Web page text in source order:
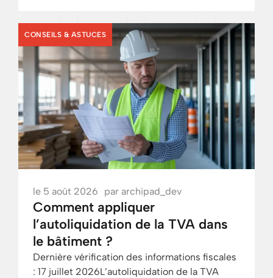
CONSEILS & ASTUCES
le 5 août 2026 par archipad_dev
Comment appliquer
l’autoliquidation de la TVA dans
le bâtiment ?
Dernière vérification des informations fiscales
: 17 juillet 2026L’autoliquidation de la TVA